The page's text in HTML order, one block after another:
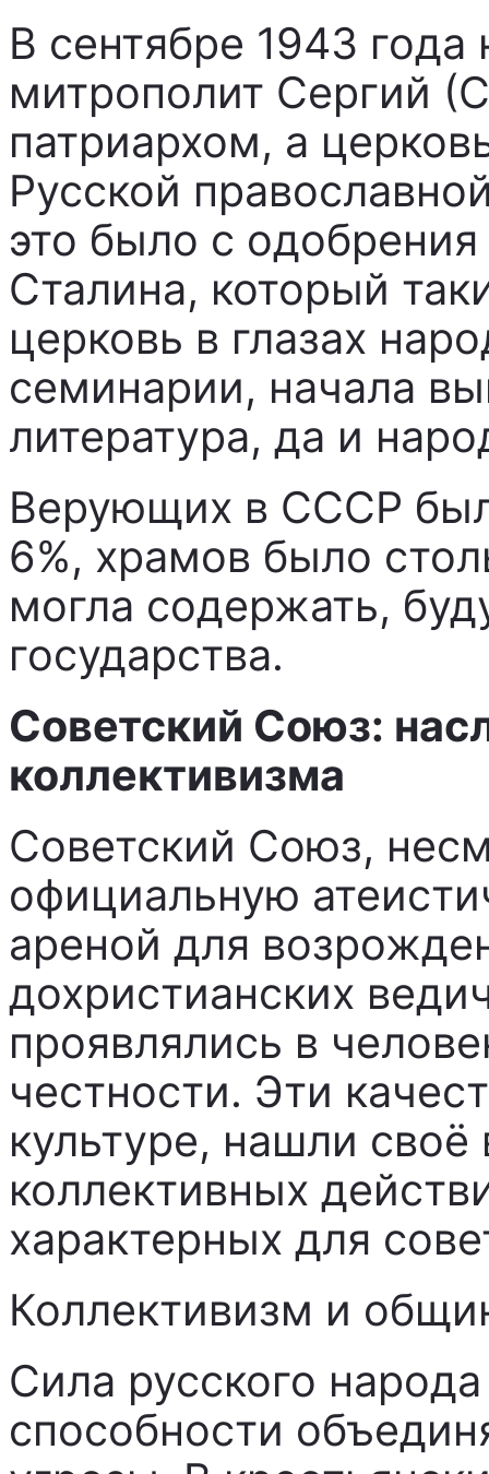
В сентябре 1943
митрополит Сергий
патриархом, а
Русской
это было с
Сталина, который
церковь в глазах
семинарии, начала
литература, да и
Верующих в СССР
6%, храмов было
могла содержать,
государства.
Советский Союз:
коллективизма
Советский Союз,
официальную
ареной для
дохристианских
проявлялись в
честности. Эти
культуре, нашли
коллективных
характерных для
Коллективизм и
Сила русского
способности